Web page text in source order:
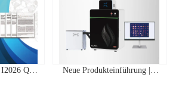
Q2
Neue Produkteinführung |